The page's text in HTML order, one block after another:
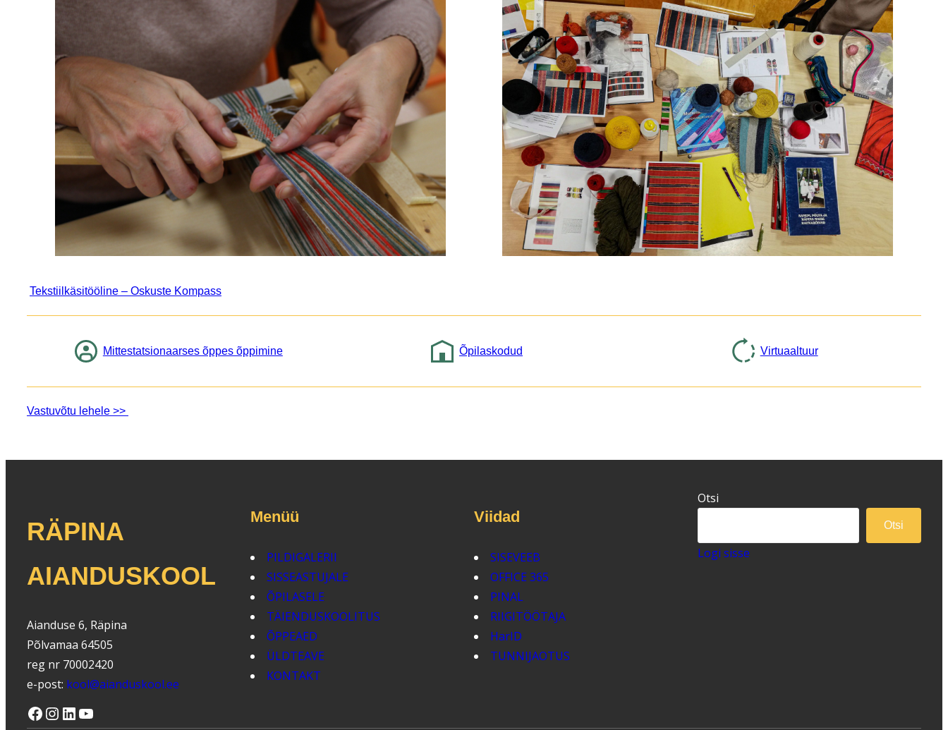
Tekstiilkäsitööline – Oskuste Kompass
Mittestatsionaarses õppes õppimine Õpilaskodud Virtuaaltuur
Vastuvõtu lehele >>
RÄPINA
AIANDUSKOOL
Aianduse 6, Räpina
Põlvamaa 64505
reg nr 70002420
e-post: kool@aianduskool.ee
Facebook InstagramLinkedIn YouTube
Menüü
PILDIGALERII
SISSEASTUJALE
ÕPILASELE
TÄIENDUSKOOLITUS
ÕPPEAED
ÜLDTEAVE
KONTAKT
Viidad
SISEVEEB
OFFICE 365
PINAL
RIIGITÖÖTAJA
HarID
TUNNIJAOTUS
Otsi
Otsi
Logi sisse